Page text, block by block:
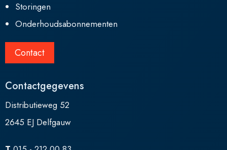
Storingen
Onderhoudsabonnementen
Contact
Contactgegevens
Distributieweg 52
2645 EJ Delfgauw